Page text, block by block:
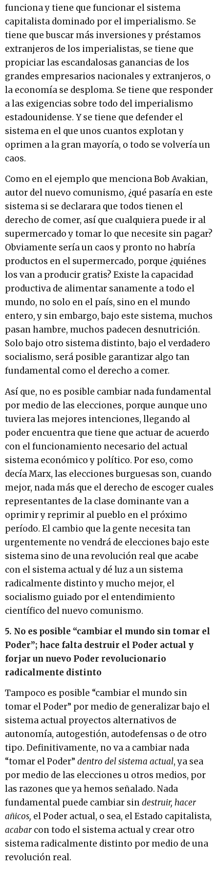
funciona y tiene que funcionar el sistema
capitalista dominado por el imperialismo. Se
tiene que buscar más inversiones y préstamos
extranjeros de los imperialistas, se tiene que
propiciar las escandalosas ganancias de los
grandes empresarios nacionales y extranjeros, o
la economía se desploma. Se tiene que responder
a las exigencias sobre todo del imperialismo
estadounidense. Y se tiene que defender el
sistema en el que unos cuantos explotan y
oprimen a la gran mayoría, o todo se volvería un
caos.
Como en el ejemplo que menciona Bob Avakian,
autor del nuevo comunismo, ¿qué pasaría en este
sistema si se declarara que todos tienen el
derecho de comer, así que cualquiera puede ir al
supermercado y tomar lo que necesite sin pagar?
Obviamente sería un caos y pronto no habría
productos en el supermercado, porque ¿quiénes
los van a producir gratis? Existe la capacidad
productiva de alimentar sanamente a todo el
mundo, no solo en el país, sino en el mundo
entero, y sin embargo, bajo este sistema, muchos
pasan hambre, muchos padecen desnutrición.
Solo bajo otro sistema distinto, bajo el verdadero
socialismo, será posible garantizar algo tan
fundamental como el derecho a comer.
Así que, no es posible cambiar nada fundamental
por medio de las elecciones, porque aunque uno
tuviera las mejores intenciones, llegando al
poder encuentra que tiene que actuar de acuerdo
con el funcionamiento necesario del actual
sistema económico y político. Por eso, como
decía Marx, las elecciones burguesas son, cuando
mejor, nada más que el derecho de escoger cuales
representantes de la clase dominante van a
oprimir y reprimir al pueblo en el próximo
período. El cambio que la gente necesita tan
urgentemente no vendrá de elecciones bajo este
sistema sino de una revolución real que acabe
con el sistema actual y dé luz a un sistema
radicalmente distinto y mucho mejor, el
socialismo guiado por el entendimiento
científico del nuevo comunismo.
5. No es posible “cambiar el mundo sin tomar el
Poder”; hace falta destruir el Poder actual y
forjar un nuevo Poder revolucionario
radicalmente distinto
Tampoco es posible “cambiar el mundo sin
tomar el Poder” por medio de generalizar bajo el
sistema actual proyectos alternativos de
autonomía, autogestión, autodefensas o de otro
tipo. Definitivamente, no va a cambiar nada
“tomar el Poder” dentro del sistema actual, ya sea
por medio de las elecciones u otros medios, por
las razones que ya hemos señalado. Nada
fundamental puede cambiar sindestruir, hacer
añicos, el Poder actual, o sea, el Estado capitalista,
acabar con todo el sistema actual y crear otro
sistema radicalmente distinto por medio de una
revolución real.